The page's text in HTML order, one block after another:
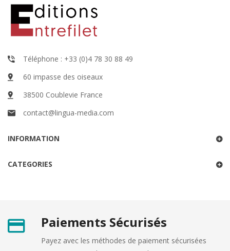
Téléphone : +33 (0)4 78 30 88 49
60 impasse des oiseaux
38500 Coublevie France
contact@lingua-media.com
INFORMATION
CATEGORIES
Paiements Sécurisés
Payez avec les méthodes de paiement sécurisées